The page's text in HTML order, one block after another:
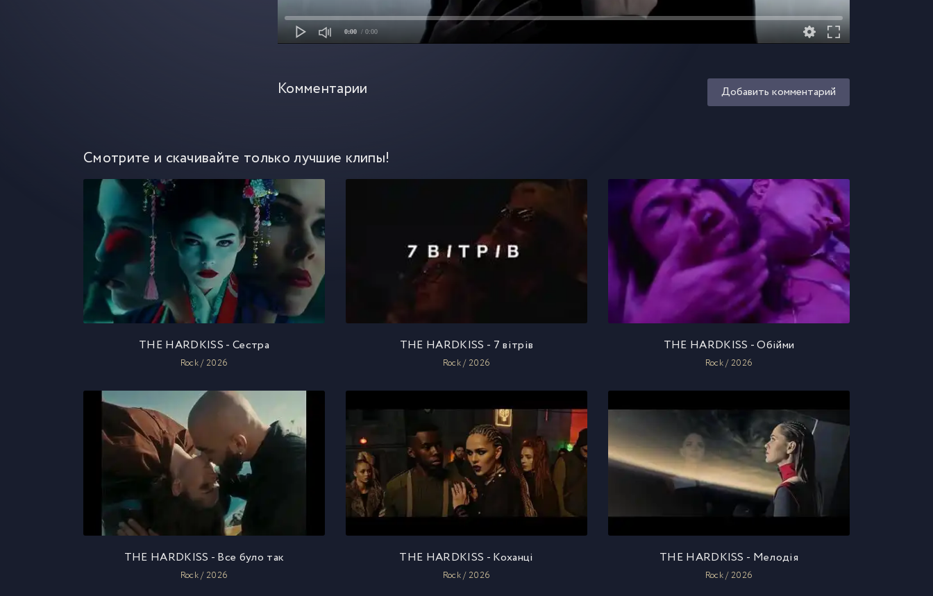
0:00 / 0:00
Комментарии Добавить комментарий
Смотрите и скачивайте только лучшие клипы!
THE HARDKISS - Сестра
Rock / 2026
THE HARDKISS - 7 вітрів
Rock / 2026
THE HARDKISS - Обійми
Rock / 2026
THE HARDKISS - Все було так
Rock / 2026
THE HARDKISS - Коханці
Rock / 2026
THE HARDKISS - Мелодія
Rock / 2026